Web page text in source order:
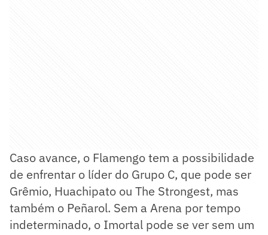
Caso avance, o Flamengo tem a possibilidade
de enfrentar o líder do Grupo C, que pode ser
Grêmio, Huachipato ou The Strongest, mas
também o Peñarol. Sem a Arena por tempo
indeterminado, o Imortal pode se ver sem um